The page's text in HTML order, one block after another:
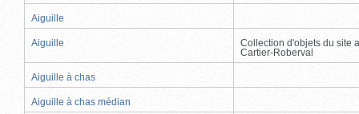
Aiguille
Aiguille
Collection d'objets du site
Cartier-Roberval
Aiguille à chas
Aiguille à chas médian